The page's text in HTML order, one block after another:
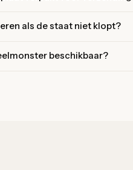
als de staat niet klopt?
beschikbaar?